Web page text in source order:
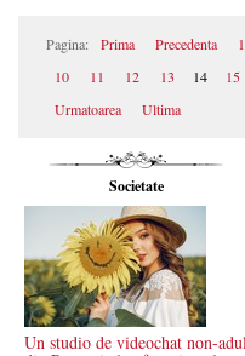
Pagina: Prima Precedenta 1
10
11 12 13 14 15
Urmatoarea
Ultima
Societate
Un studio de videochat non-